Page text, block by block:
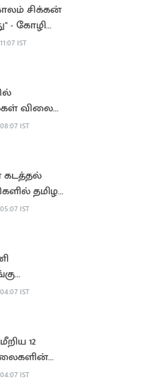
சிக்கன்
- கோழி
IST
விலை
IST
தமிழக
IST
IST
12
ரத்து
IST